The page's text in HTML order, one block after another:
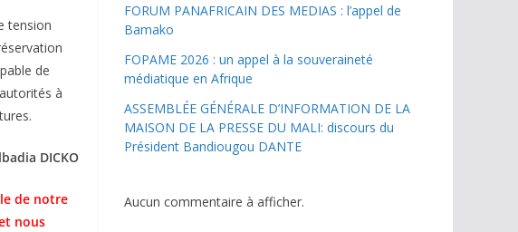
tension
de
à
DICKO
de notre
nous
FORUM PANAFRICAIN DES MEDIAS : l’appel de
Bamako
FOPAME 2026 : un appel à la souveraineté
médiatique en Afrique
ASSEMBLÉE GÉNÉRALE D’INFORMATION DE LA
MAISON DE LA PRESSE DU MALI: discours du
Président Bandiougou DANTE
Aucun commentaire à afficher.